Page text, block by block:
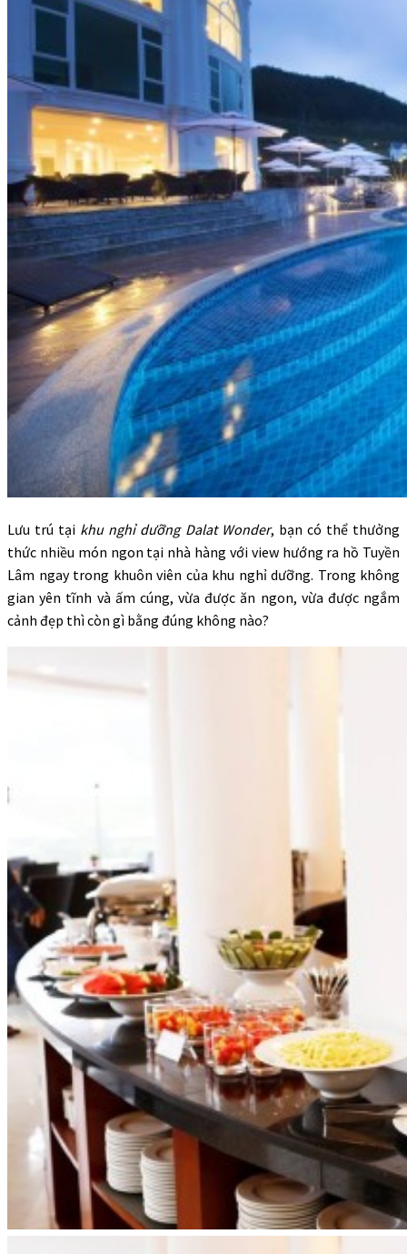
Lưu trú tại khu nghỉ dưỡng Dalat Wonder, bạn có thể thưởng
thức nhiều món ngon tại nhà hàng với view hướng ra hồ Tuyền
Lâm ngay trong khuôn viên của khu nghỉ dưỡng. Trong không
gian yên tĩnh và ấm cúng, vừa được ăn ngon, vừa được ngắm
cảnh đẹp thì còn gì bằng đúng không nào?